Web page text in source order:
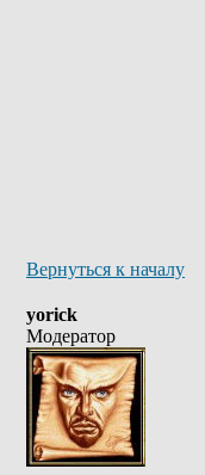
Вернуться к началу
yorick
Модератор